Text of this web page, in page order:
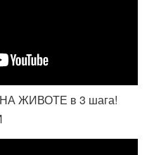
ЖИВОТЕ в 3 шага!